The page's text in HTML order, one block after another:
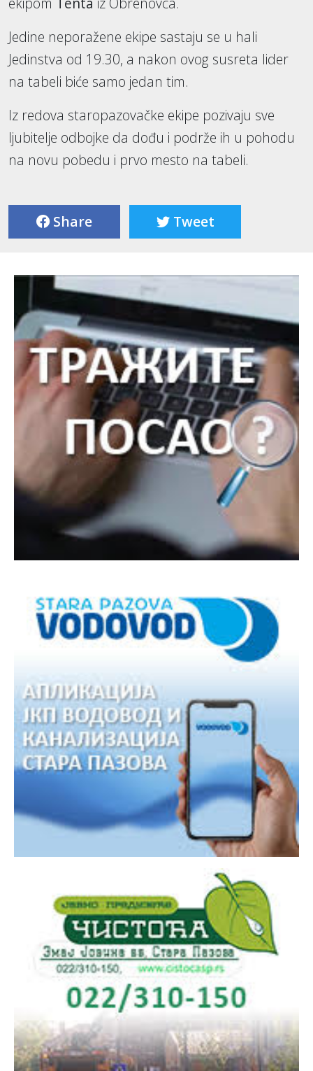
Jedine neporažene ekipe sastaju se u hali
Jedinstva od 19.30, a nakon ovog susreta lider
na tabeli biće samo jedan tim.
Iz redova staropazovačke ekipe pozivaju sve
ljubitelje odbojke da dođu i podrže ih u pohodu
na novu pobedu i prvo mesto na tabeli.
Share Tweet